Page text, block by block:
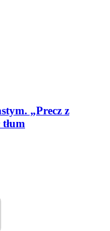
„Precz z